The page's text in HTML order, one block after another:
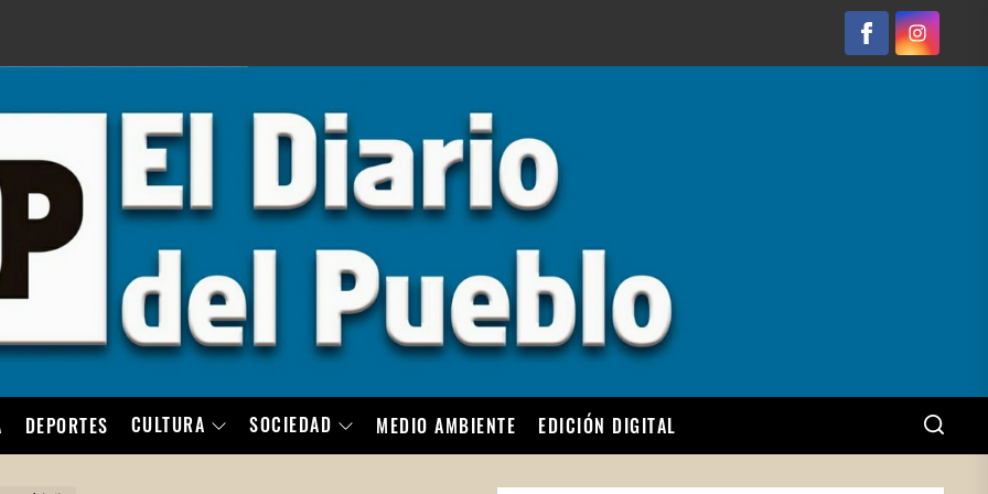
FacebookInstagram
DEPORTES CULTURA SOCIEDAD MEDIO AMBIENTE EDICIÓN DIGITAL